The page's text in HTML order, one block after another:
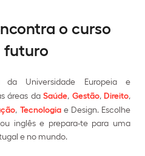
o curso
futuro
da Universidade Europeia e
áreas daSaúde, Gestão,Direito,
, Tecnologiae Design. Escolhe
inglês e prepara-te para uma
e no mundo.